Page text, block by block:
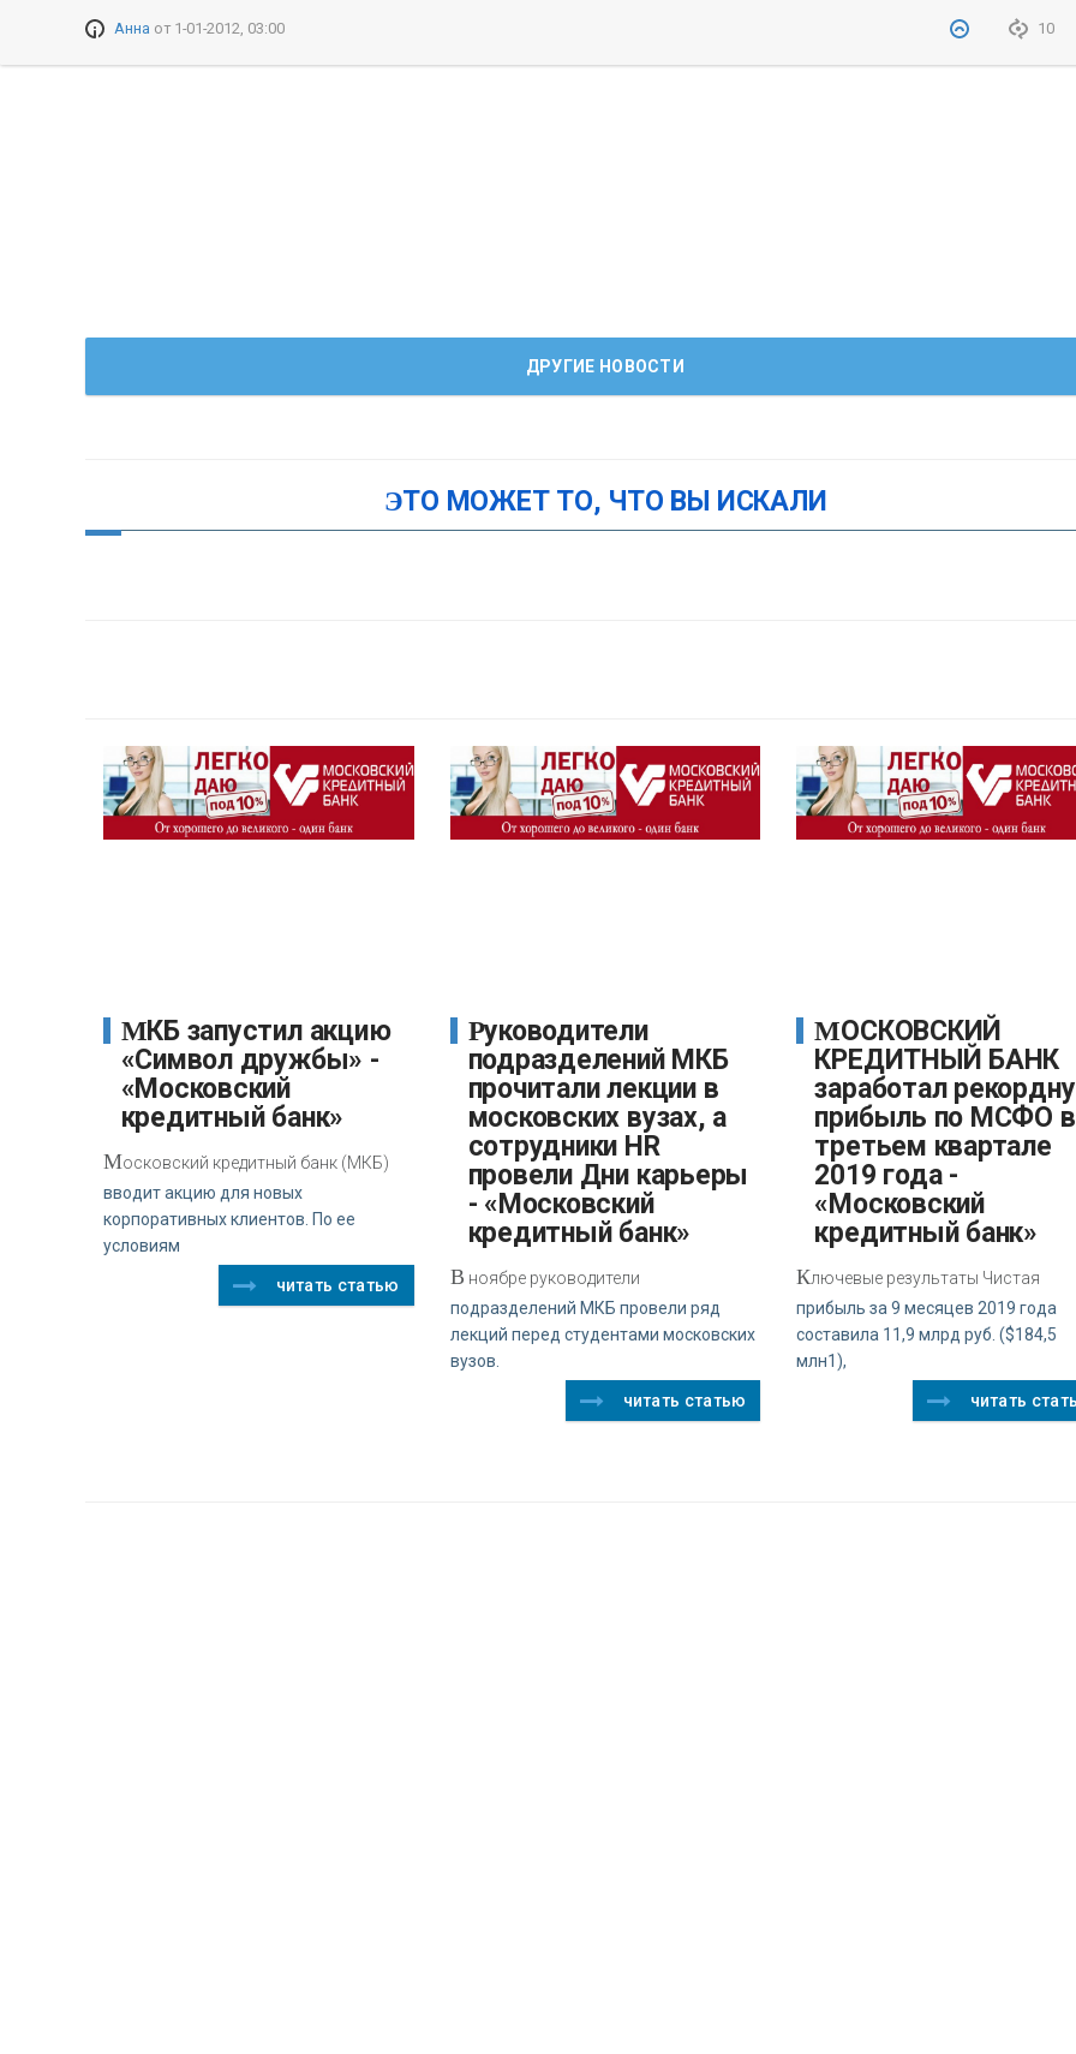
10
Анна от 1-01-2012, 03:00
ДРУГИЕ НОВОСТИ
ЭТО МОЖЕТ ТО, ЧТО ВЫ ИСКАЛИ
МКБ запустил акцию
«Символ дружбы» -
«Московский
кредитный банк»
Московский кредитный банк (МКБ)
вводит акцию для новых
корпоративных клиентов. По ее
условиям
читать статью
Руководители
подразделений МКБ
прочитали лекции в
московских вузах, а
сотрудники HR
провели Дни карьеры
- «Московский
кредитный банк»
В ноябре руководители
подразделений МКБ провели ряд
лекций перед студентами московских
вузов.
читать статью
МОСКОВСКИЙ
КРЕДИТНЫЙ БАНК
заработал
прибыль по МСФО в
третьем квартале
2019 года -
«Московский
кредитный банк»
Ключевые результаты Чистая
прибыль за 9 месяцев 2019 года
составила 11,9 млрд руб. ($184,5
млн1),
читать